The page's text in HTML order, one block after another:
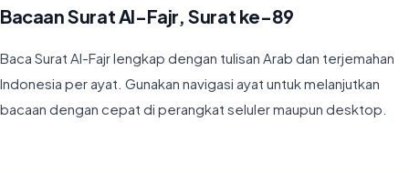
Bacaan Surat Al-Fajr, Surat ke-89
Baca Surat Al-Fajr lengkap dengan tulisan Arab dan terjemahan
Indonesia per ayat. Gunakan navigasi ayat untuk melanjutkan
bacaan dengan cepat di perangkat seluler maupun desktop.